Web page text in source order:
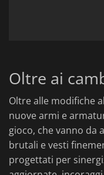
Oltre ai
Oltre alle modifiche
nuove armi e
gioco, che vanno da
brutali e vesti
progettati per